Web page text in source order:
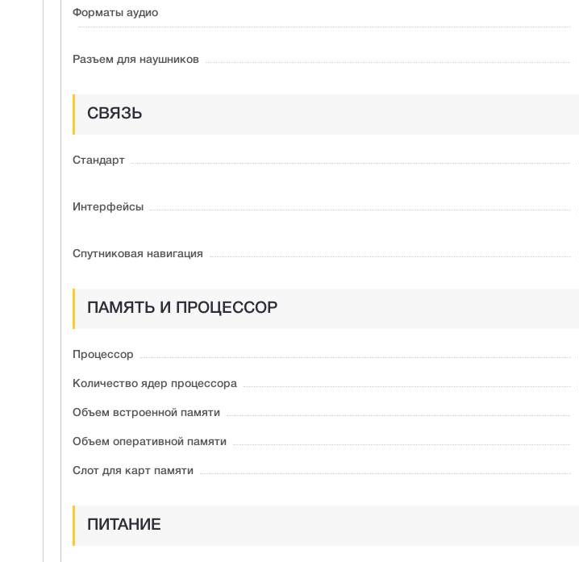
Форматы аудио
Разъем для наушников
СВЯЗЬ
Стандарт
Интерфейсы
Спутниковая навигация
ПАМЯТЬ И ПРОЦЕССОР
Процессор
Количество ядер процессора
Объем встроенной памяти
Объем оперативной памяти
Слот для карт памяти
ПИТАНИЕ